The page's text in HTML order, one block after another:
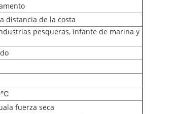
distancia de la costa
pesqueras, infante de marina y
fuerza seca